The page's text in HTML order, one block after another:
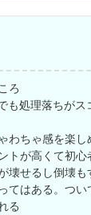
ろ
も処理落ちが
わちゃ感を楽
トが高くて初
壊せるし倒壊
てはある。つ
る